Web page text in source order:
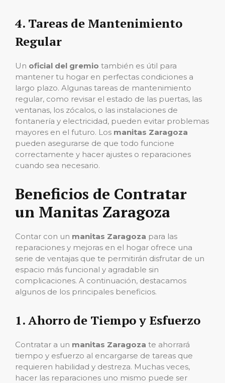
4. Tareas de Mantenimiento
Regular
Un oficial del gremio también es útil para
mantener tu hogar en perfectas condiciones a
largo plazo. Algunas tareas de mantenimiento
regular, como revisar el estado de las puertas, las
ventanas, los zócalos, o las instalaciones de
fontanería y electricidad, pueden evitar problemas
mayores en el futuro. Los manitas Zaragoza
pueden asegurarse de que todo funcione
correctamente y hacer ajustes o reparaciones
cuando sea necesario.
Beneficios de Contratar
un Manitas Zaragoza
Contar con un manitas Zaragoza para las
reparaciones y mejoras en el hogar ofrece una
serie de ventajas que te permitirán disfrutar de un
espacio más funcional y agradable sin
complicaciones. A continuación, destacamos
algunos de los principales beneficios.
1.Ahorro de Tiempo y Esfuerzo
Contratar a un manitas Zaragoza te ahorrará
tiempo y esfuerzo al encargarse de tareas que
requieren habilidad y destreza. Muchas veces,
hacer las reparaciones uno mismo puede ser